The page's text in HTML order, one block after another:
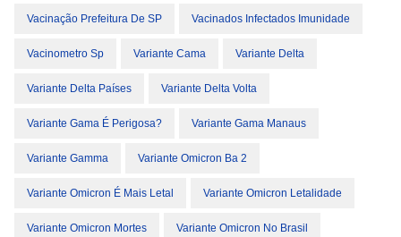
Vacinação Prefeitura De SP Vacinados Infectados Imunidade
Vacinometro Sp Variante Cama Variante Delta
Variante Delta Países Variante Delta Volta
Variante Gama É Perigosa? Variante Gama Manaus
Variante Gamma Variante Omicron Ba 2
Variante Omicron É Mais Letal Variante Omicron Letalidade
Variante Omicron Mortes Variante Omicron No Brasil